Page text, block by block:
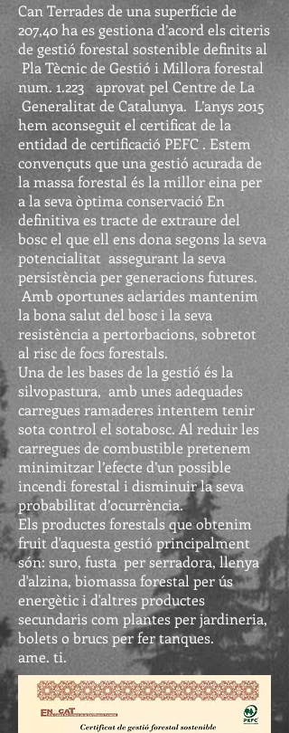
Can Terrades de una superfície de
207,40 ha es gestiona d’acord els citeris
de gestió forestal sostenible definits al
Pla Tècnic de Gestió i Millora forestal
num. 1.223 aprovat pel Centre de La
Generalitat de Catalunya. L’anys 2015
hem aconseguit el certificat de la
entidad de certificació PEFC . Estem
convençuts que una gestió acurada de
la massa forestal és la millor eina per
a la seva òptima conservació En
definitiva es tracte de extraure del
bosc el que ell ens dona segons la seva
potencialitat assegurant la seva
persistència per generacions futures.
Amb oportunes aclarides mantenim
la bona salut del bosc i la seva
resistència a pertorbacions, sobretot
al risc de focs forestals.
Una de les bases de la gestió és la
silvopastura, amb unes adequades
carregues ramaderes intentem tenir
sota control el sotabosc. Al reduir les
carregues de combustible pretenem
minimitzar l’efecte d’un possible
incendi forestal i disminuir la seva
probabilitat d’ocurrència.
Els productes forestals que obtenim
fruit d'aquesta gestió principalment
són: suro, fusta per serradora, llenya
d'alzina, biomassa forestal per ús
energètic i d'altres productes
secundaris com plantes per jardineria,
bolets o brucs per fer tanques.
ame. ti.